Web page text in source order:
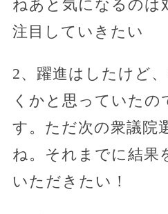
ねあと気になるのは
注目していきたい
2、躍進はしたけど
くかと思っていた
す。ただ次の衆議院
ね。それまでに結果
いただきたい！